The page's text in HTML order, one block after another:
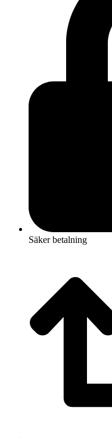
Säker betalning